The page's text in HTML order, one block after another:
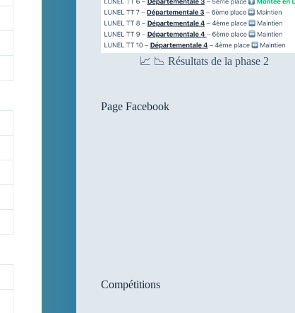
📈 📉 Résultats de la phase 2
Page Facebook
Compétitions